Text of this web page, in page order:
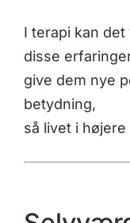
I terapi kan
disse
give dem nye
betydning,
så livet i